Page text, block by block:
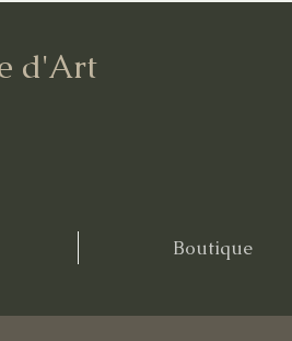
d'Art
Boutique